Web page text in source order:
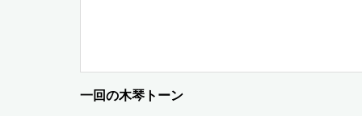
一回の木琴トーン